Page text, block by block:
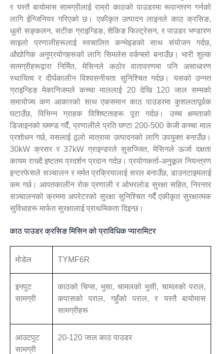
र यस्तै बायोमास सामग्रीलाई राम्रो काठको पाउडरमा रूपान्तरण गर्नको
लागि ईन्जिनियर गरिएको छ। एकीकृत उत्पादन लाइनले काठ क्रसिङ,
धुलो सङ्कलन, सटीक ग्राइन्डिङ, शेकिङ फिल्ट्रेसन, र पाउडर भण्डारण
साइलो प्रणालीहरूलाई स्वचालित कन्भेइङको साथ संयोजन गर्दछ,
औद्योगिक अनुप्रयोगहरूको लागि सिमलेस वर्कफ्लो बनाउँछ। भारी शुल्क
सामग्रीहरूद्वारा निर्मित, मेसिनले कठोर वातावरणमा पनि असाधारण
स्थायित्व र दीर्घकालीन विश्वसनीयता सुनिश्चित गर्दछ। यसको उन्नत
ग्राइन्डिङ मेकानिजमले कच्चा माललाई 20 देखि 120 जाल सम्मको
समायोज्य कण आकारको साथ एकसमान काठ पाउडरमा कुशलतापूर्वक
घटाउँछ, विभिन्न ग्राहक विशिष्टताहरू पूरा गर्दछ। उच्च क्षमताको
डिजाइनको घमण्ड गर्दै, प्रणालीले प्रति घण्टा 200-500 केजी कच्चा माल
प्रशोधन गर्छ, यसलाई ठूलो मात्रामा उत्पादनको लागि उपयुक्त बनाउँछ।
30kW क्रसर र 37kW ग्राइन्डरले सुसज्जित, मेसिनले ऊर्जा दक्षता
कायम राख्दै इष्टतम प्रदर्शन प्रदान गर्दछ। प्रयोगकर्ता-अनुकूल नियन्त्रण
इन्टरफेसले सञ्चालन र मर्मत प्रक्रियालाई सरल बनाउँछ, डाउनटाइमलाई
कम गर्छ। आपतकालीन रोक प्रणाली र ओभरलोड सुरक्षा सहित, निरन्तर
सञ्चालनको क्रममा अपरेटरको सुरक्षा सुनिश्चित गर्दै एकीकृत सुरक्षात्मक
सुविधाहरू मार्फत सुरक्षालाई प्राथमिकता दिइन्छ।
काठ पाउडर क्रसिङ मिसिन को प्राविधिक प्यारामिटर
मोडेल TYMF6R
इनपुट
सामग्री
काठको चिप्स, भुसा, चामलको भुसी, चामलको पराल,
कपासको पराल, गहुँको पराल, र यस्तै बायोमास
सामग्रीहरू
आउटपुट
सामग्री
20-120 जाल काठ पाउडर